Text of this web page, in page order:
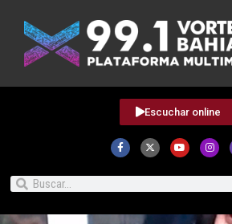
Escuchar online